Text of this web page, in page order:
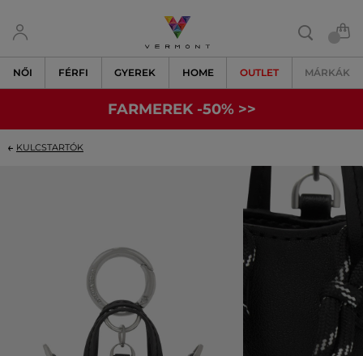
NŐI FÉRFI GYEREK HOME OUTLET MÁRKÁK
FARMEREK -50% >>
KULCSTARTÓK